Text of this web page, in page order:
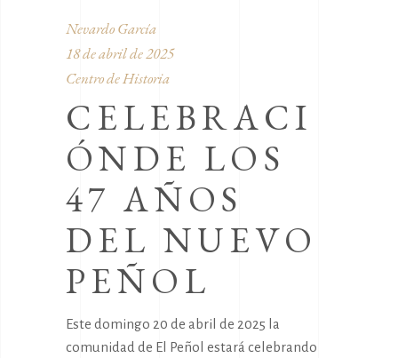
Nevardo García
18 de abril de 2025
Centro de Historia
CELEBRACI
ÓNDE LOS
47 AÑOS
DEL NUEVO
PEÑOL
Este domingo 20 de abril de 2025 la
comunidad de El Peñol estará celebrando